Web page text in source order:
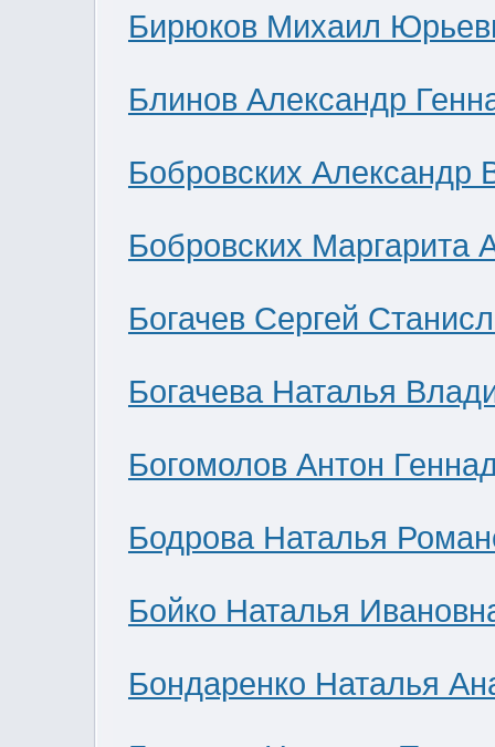
Бирюков Михаил
Блинов Александр
Бобровских Александр
Бобровских Маргарита
Богачев Сергей
Богачева Наталья
Богомолов Антон
Бодрова Наталья
Бойко Наталья
Бондаренко Наталья